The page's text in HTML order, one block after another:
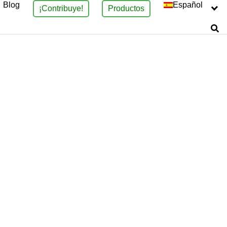
Blog ¡Contribuye! Productos Español